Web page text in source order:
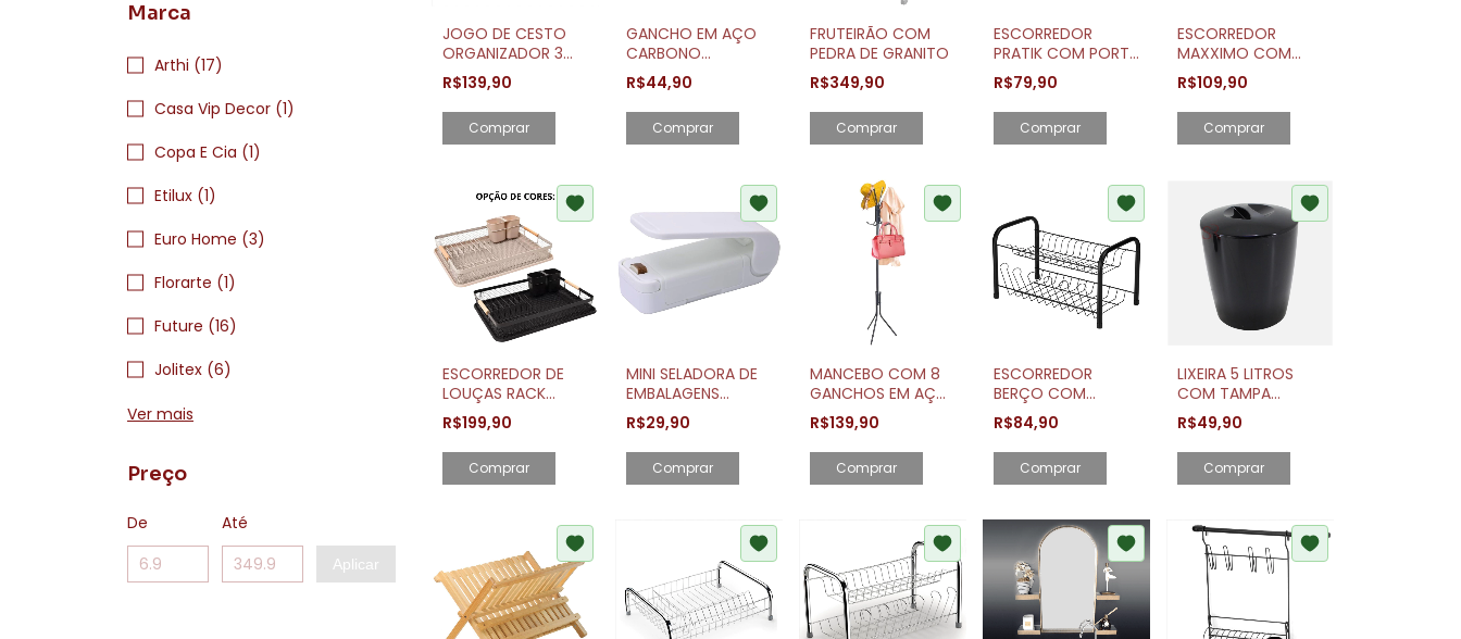
Marca
Arthi (17)
Casa Vip Decor (1)
Copa E Cia (1)
Etilux (1)
Euro Home (3)
Florarte (1)
Future (16)
Jolitex (6)
Ver mais
Preço
De Até
Aplicar
JOGO DE CESTO
ORGANIZADOR 3
PEÇAS EM BAMBU
NATURAL MIMO
STYLE
R$139,90
Comprar
GANCHO EM AÇO
CARBONO
DOURADO
R$44,90
FRUTEIRÃO COM
PEDRA DE GRANITO
R$349,90
ESCORREDOR
PRATIK COM PORTA
COPOS
CAPACIDADE 15
PRATOS
R$79,90
Comprar
ESCORREDOR
MAXXIMO COM
PORTA COPOS
CAPACIDADE 10
PRATOS
R$109,90
Comprar
ESCORREDOR DE
LOUÇAS RACK
MODERN COM
ALÇA REVESTIDA DE
MADEIRA
R$199,90
Comprar
MINI SELADORA DE
EMBALAGENS
PLÁSTICAS E SACOS
9CM
R$29,90
MANCEBO COM 8
GANCHOS EM AÇO
COM PINTURA
TEXTURIZADA
R$139,90
Comprar
ESCORREDOR
BERÇO COM
PORTA COPOS
BLACK CAPACIDADE
13 PRATOS
R$84,90
LIXEIRA 5 LITROS
COM TAMPA
CROMO VITRA OU
R$49,90
Comprar